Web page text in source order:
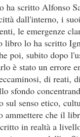
ha scritto Alfonso
dall'interno, i
le emergenze
libro lo ha scritto
poi, subito dopo
è stato un errore
di reati,
sfondo
sul senso etico,
ammettere che il
in realtà a